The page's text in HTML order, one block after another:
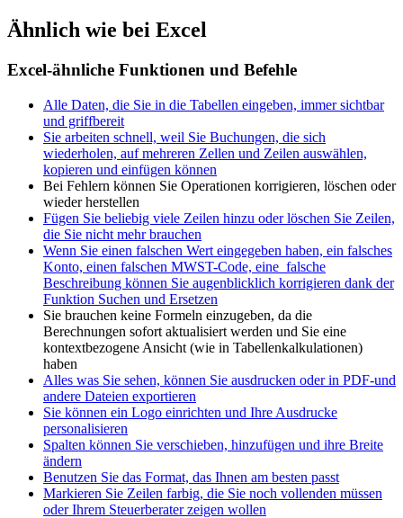
Ähnlich wie bei Excel
Excel-ähnliche Funktionen und Befehle
Alle Daten, die Sie in die Tabellen eingeben, immer sichtbar
und griffbereit
Sie arbeiten schnell, weil Sie Buchungen, die sich
wiederholen, auf mehreren Zellen und Zeilen auswählen,
kopieren und einfügen können
Bei Fehlern können Sie Operationen korrigieren, löschen oder
wieder herstellen
Fügen Sie beliebig viele Zeilen hinzu oder löschen Sie Zeilen,
die Sie nicht mehr brauchen
Wenn Sie einen falschen Wert eingegeben haben, ein falsches
Konto, einen falschen MWST-Code, eine falsche
Beschreibung können Sie augenblicklich korrigieren dank der
Funktion Suchen und Ersetzen
Sie brauchen keine Formeln einzugeben, da die
Berechnungen sofort aktualisiert werden und Sie eine
kontextbezogene Ansicht (wie in Tabellenkalkulationen)
haben
Alles was Sie sehen, können Sie ausdrucken oder in PDF-und
andere Dateien exportieren
Sie können ein Logo einrichten und Ihre Ausdrucke
personalisieren
Spalten können Sie verschieben, hinzufügen und ihre Breite
ändern
Benutzen Sie das Format, das Ihnen am besten passt
Markieren Sie Zeilen farbig, die Sie noch vollenden müssen
oder Ihrem Steuerberater zeigen wollen